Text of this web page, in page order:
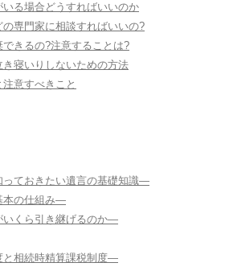
る場合どうすればいいのか
専門家に相談すればいいの?
きるの?注意することは?
寝いりしないための方法
意すべきこと
ておきたい遺言の基礎知識―
本の仕組み―
くら引き継げるのか―
相続時精算課税制度―